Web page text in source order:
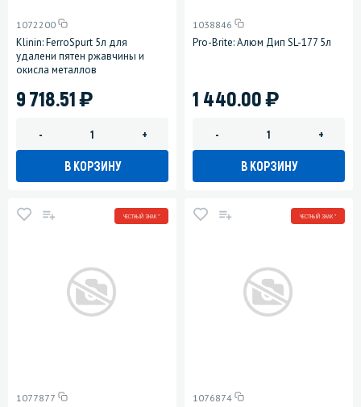
1072200
Klinin: FerroSpurt 5л для
удалени пятен ржавчины и
окисла металлов
9 718.51)
- +
В КОРЗИНУ
1038846
Pro-Brite: Алюм Дип SL-177 5л
1 440.00)
- +
В КОРЗИНУ
ЧЕСТНЫЙ ЗНАК *
1077877
ЧЕСТНЫЙ ЗНАК *
1076874